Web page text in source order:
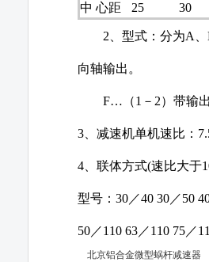
中 心距
25 30
2、型式：分为A
向轴输出。
F…（1－2）带输
3、减速机单机速比：
4、联体方式(速比大于
型号：30／40 30／50
50／110 63／110 75／
北京铝合金微型蜗杆减速器